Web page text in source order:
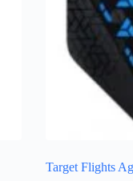
Target Flights